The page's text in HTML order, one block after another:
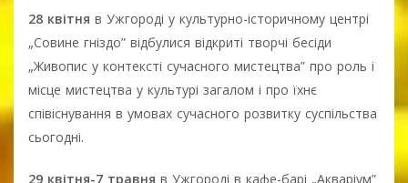
28 квітня в Ужгороді у культурно-історичному центрі
„Совине гніздо” відбулися відкриті творчі бесіди
„Живопис у контексті сучасного мистецтва” про роль і
місце мистецтва у культурі загалом і про їхнє
співіснування в умовах сучасного розвитку суспільства
сьогодні.
29 квітня-7 травня в Ужгороді в кафе-барі „Акваріум”